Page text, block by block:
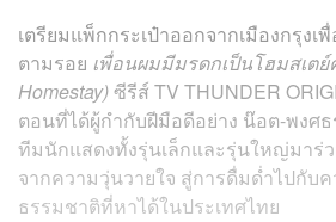
เตรียมแพ็กกระเป๋าออกจากเมืองกรุงเ
ตามรอย เพื่อนผมมีมรดกเป็นโฮมสเตย์
Homestay)ซีรีส์ TV THUNDER
ตอนที่ได้ผู้กำกับฝีมือดีอย่าง น๊อต-พงศ
ทีมนักแสดงทั้งรุ่นเล็กและรุ่นใหญ่มาร่
จากความวุ่นวายใจ สู่การดื่มด่ำไปกับ
ธรรมชาติที่หาได้ในประเทศไทย